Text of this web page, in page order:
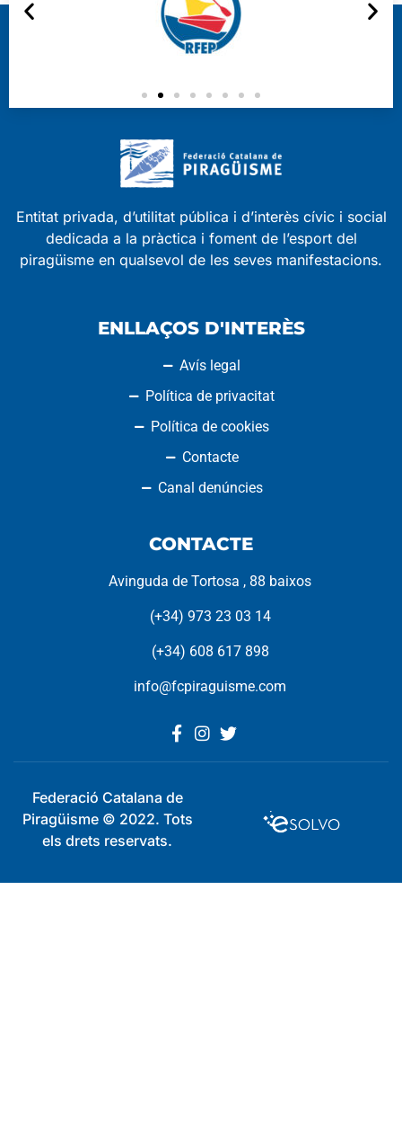
Entitat privada, d’utilitat pública i d’interès cívic i social
dedicada a la pràctica i foment de l’esport del
piragüisme en qualsevol de les seves manifestacions.
ENLLAÇOS D'INTERÈS
Avís legal
Política de privacitat
Política de cookies
Contacte
Canal denúncies
CONTACTE
Avinguda de Tortosa , 88 baixos
(+34) 973 23 03 14
(+34) 608 617 898
info@fcpiraguisme.com
Federació Catalana de
Piragüisme © 2022. Tots
els drets reservats.